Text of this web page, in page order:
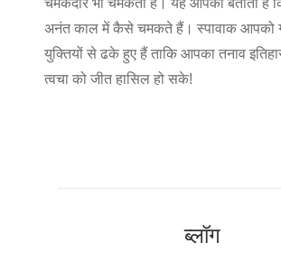
चमकदार भी चमकता है। यह आपको बताता है
अनंत काल में कैसे चमकते हैं। स्पावाक आपको
युक्तियों से ढके हुए हैं ताकि आपका तनाव
त्वचा को जीत हासिल हो सके!
ब्लॉग